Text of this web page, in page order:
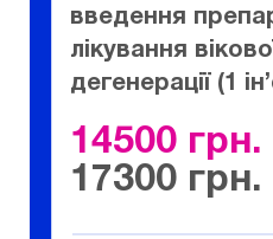
введення
лікування
дегенерації (1
17300
14500